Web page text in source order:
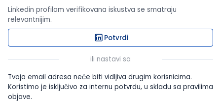
Linkedin profilom verifikovana iskustva se smatraju
relevantnijim.
Potvrdi
ili nastavi sa
Tvoja email adresa neće biti vidljiva drugim korisnicima.
Koristimo je isključivo za internu potvrdu, u skladu sa pravilima
objave.